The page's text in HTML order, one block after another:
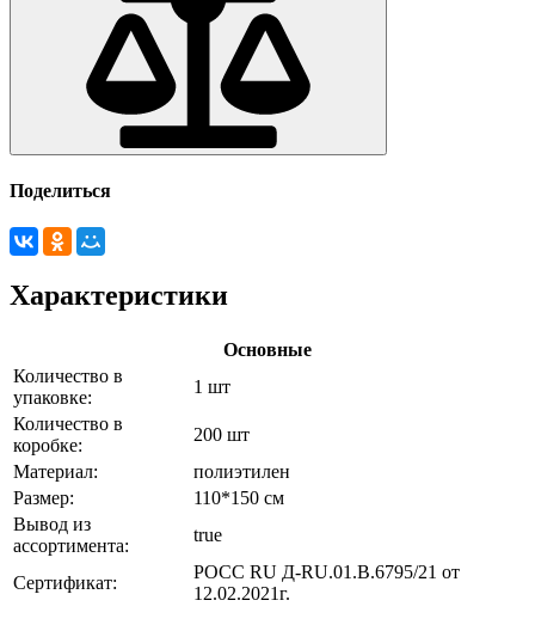
Поделиться
Характеристики
Основные
Количество в
упаковке:
1 шт
Количество в
коробке:
200 шт
Материал:
полиэтилен
Размер:
110*150 см
Вывод из
ассортимента:
true
Сертификат:
POCC RU Д-RU.01.В.6795/21 от
12.02.2021г.